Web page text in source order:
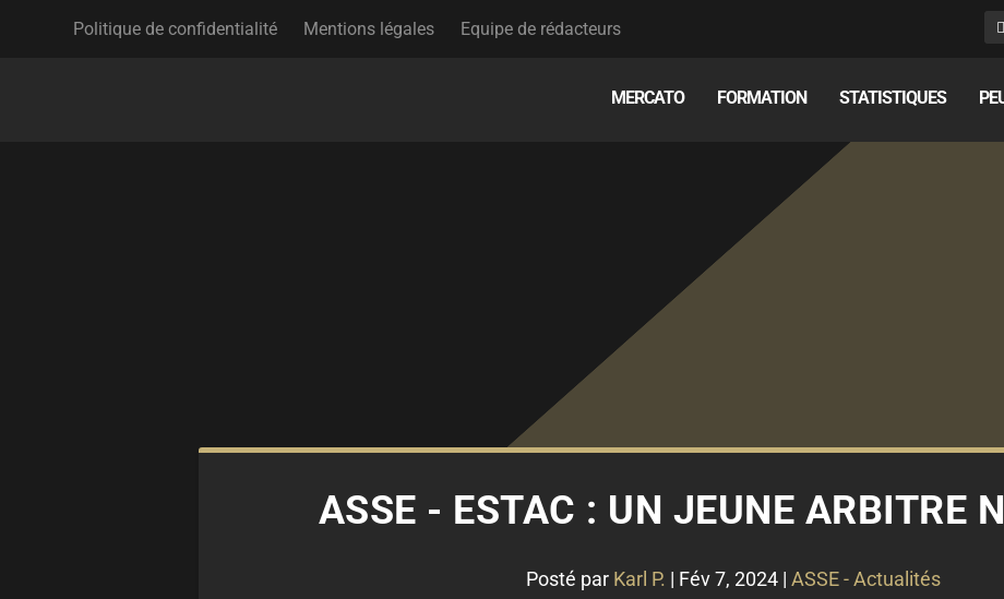
Politique de confidentialité Mentions légales Equipe de rédacteurs
MERCATO FORMATION STATISTIQUES
ASSE - ESTAC : UN JEUNE ARBITRE
Posté par Karl P. | Fév 7, 2024 | ASSE - Actualités